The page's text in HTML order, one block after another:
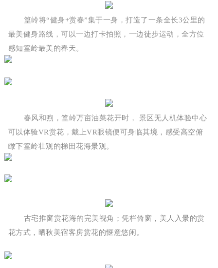
篁岭将“健身+赏春”集于一身，打造了一条全长3公里的
最美健身路线，可以一边打卡拍照，一边徒步运动，全方位
感知篁岭最美的春天。
春风和煦，篁岭万亩油菜花开时， 景区无人机体验中心
可以体验VR赏花，戴上VR眼镜便可身临其境，感受高空俯
瞰下篁岭壮观的梯田花海景观。
古宅推窗赏花海的完美视角；凭栏倚窗，美人入景的赏
花方式，晒秋美宿客房赏花的惬意悠闲。